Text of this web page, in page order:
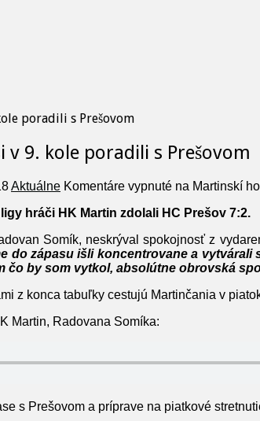
9. kole poradili s Prešovom
Aktuálne Komentáre vypnuté na Martinskí
hráči HK Martin zdolali HC Prešov 7:2.
Somík, neskrýval spokojnosť z
do zápasu išli koncentrovane a
čo by som vytkol, absolútne obrovská
z konca tabuľky cestujú Martinčania v
Martin, Radovana Somíka:
s Prešovom a príprave na piatkové